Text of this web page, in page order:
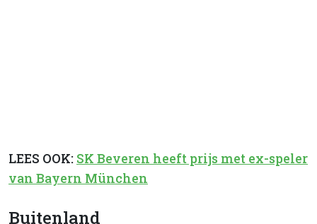
LEES OOK: SK Beveren heeft prijs met ex-speler
van Bayern München
Buitenland